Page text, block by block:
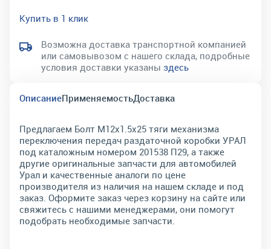
Купить в 1 клик
Возможна доставка транспортной компанией
или самовывозом с нашего склада, подробные
условия доставки указаны здесь
ОписаниеПрименяемостьДоставка
Предлагаем Болт М12х1.5х25 тяги механизма
переключения передач раздаточной коробки УРАЛ
под каталожным номером 201538 П29, а также
другие оригинальные запчасти для автомобилей
Урал и качественные аналоги по цене
производителя из наличия на нашем складе и под
заказ. Оформите заказ через корзину на сайте или
свяжитесь с нашими менеджерами, они помогут
подобрать необходимые запчасти.